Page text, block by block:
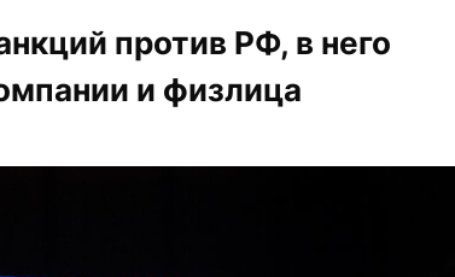
против РФ, в него
и физлица